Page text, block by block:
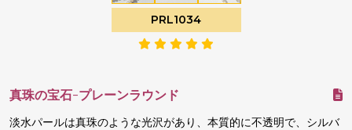
PRL1034
真珠の宝石-プレーンラウンド
淡水パールは真珠のような光沢があり、本質的に不透明で、シルバ